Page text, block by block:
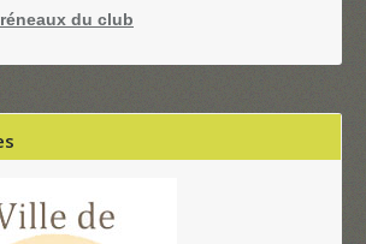
du club